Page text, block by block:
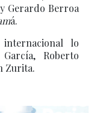
Gerardo Berroa
á.
lo
Roberto
Zurita.